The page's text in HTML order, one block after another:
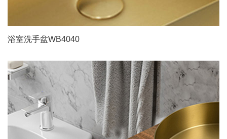
浴室洗手盆WB4040